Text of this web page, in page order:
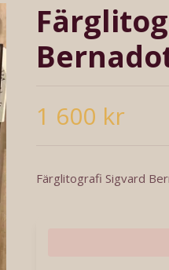
1 600 kr
Färglitografi Sigvard